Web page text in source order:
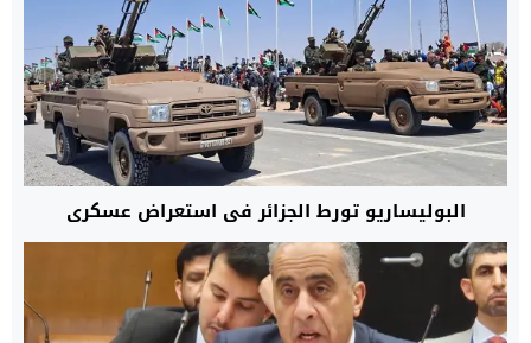
البوليساريو تورط الجزائر في استعراض عسكري